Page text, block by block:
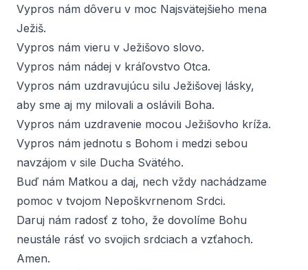
Vypros nám dôveru v moc Najsvätejšieho mena
Ježiš.
Vypros nám vieru v Ježišovo slovo.
Vypros nám nádej v kráľovstvo Otca.
Vypros nám uzdravujúcu silu Ježišovej lásky,
aby sme aj my milovali a oslávili Boha.
Vypros nám uzdravenie mocou Ježišovho kríža.
Vypros nám jednotu s Bohom i medzi sebou
navzájom v sile Ducha Svätého.
Buď nám Matkou a daj, nech vždy nachádzame
pomoc v tvojom Nepoškvrnenom Srdci.
Daruj nám radosť z toho, že dovolíme Bohu
neustále rásť vo svojich srdciach a vzťahoch.
Amen.